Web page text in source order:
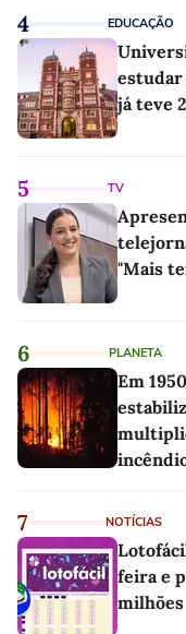
4 EDUCAÇÃO
estudar
já teve
5 TV
"Mais
6 PLANETA
Em
7 NOTÍCIAS
feira e
milhões